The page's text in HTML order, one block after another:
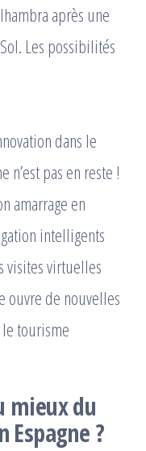
après une
Les possibilités
dans le
pas en reste !
amarrage en
intelligents
visites virtuelles
ouvre de nouvelles
tourisme
mieux du
?